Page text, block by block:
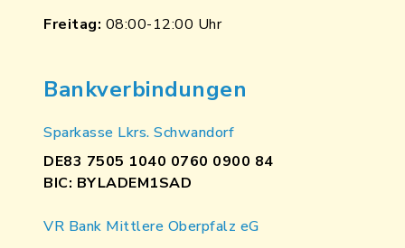
Freitag: 08:00-12:00 Uhr
Bankverbindungen
Sparkasse Lkrs. Schwandorf
DE83 7505 1040 0760 0900 84
BIC: BYLADEM1SAD
VR Bank Mittlere Oberpfalz eG